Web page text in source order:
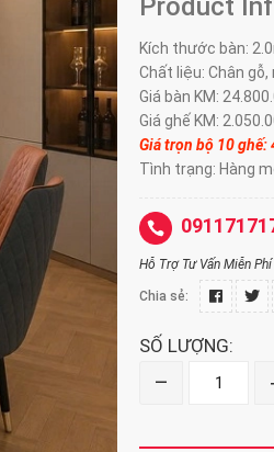
Product
Kích thước bàn: 2.0
Chất liệu: Chân
Giá bàn KM:
Giá ghế KM:
Giá trọn bộ 10 ghế:
Tình trạng: Hàng
Hỗ Trợ Tư Vấn Miễn
Chia sẻ:
SỐ LƯỢNG:
–